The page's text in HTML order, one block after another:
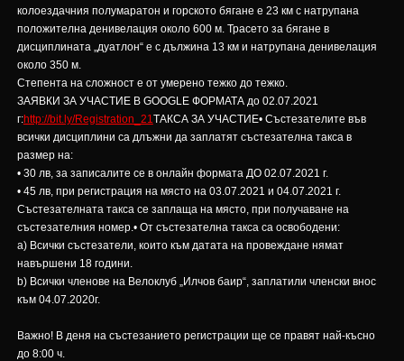
колоездачния полумаратон и горското бягане е 23 км с натрупана
положителна денивелация около 600 м. Трасето за бягане в
дисциплината „дуатлон“ е с дължина 13 км и натрупана денивелация
около 350 м.
Степента на сложност е от умерено тежко до тежко.
ЗАЯВКИ ЗА УЧАСТИЕ В GOOGLE ФОРМАТА до 02.07.2021
г:http://bit.ly/Registration_21ТАКСА ЗА УЧАСТИЕ• Състезателите във
всички дисциплини са длъжни да заплатят състезателна такса в
размер на:
• 30 лв, за записалите се в онлайн формата ДО 02.07.2021 г.
• 45 лв, при регистрация на място на 03.07.2021 и 04.07.2021 г.
Състезателната такса се заплаща на място, при получаване на
състезателния номер.• От състезателна такса са освободени:
а) Всички състезатели, които към датата на провеждане нямат
навършени 18 години.
b) Всички членове на Велоклуб „Илчов баир“, заплатили членски внос
към 04.07.2020г.
Важно! В деня на състезанието регистрации ще се правят най-късно
до 8:00 ч.